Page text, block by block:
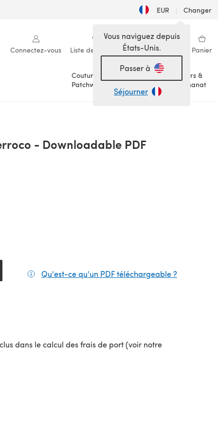
EUR | Changer
Connectez-vous Liste de souhaits Ma bibliothèque Panier
Couture &
Patchwork
Loisirs &
Artisanat
Vous naviguez depuis
États-Unis.
Passer à
Séjourner
- Downloadable PDF
Qu'est-ce qu'un PDF téléchargeable ?
dans le calcul des frais de port (voir notre
onglet)